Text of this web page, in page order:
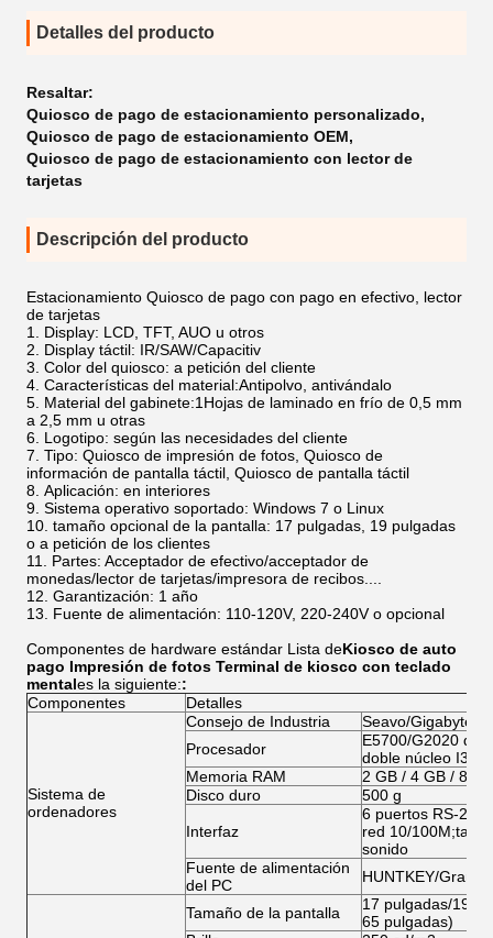
Detalles del producto
Resaltar:
Quiosco de pago de estacionamiento personalizado,
Quiosco de pago de estacionamiento OEM,
Quiosco de pago de estacionamiento con lector de
tarjetas
Descripción del producto
Estacionamiento Quiosco de pago con pago en efectivo, lector
de tarjetas
Display: LCD, TFT, AUO u otros
Display táctil: IR/SAW/Capacitiv
Color del quiosco: a petición del cliente
Características del material:Antipolvo, antivándalo
Material del gabinete:1Hojas de laminado en frío de 0,5 mm
a 2,5 mm u otras
Logotipo: según las necesidades del cliente
Tipo: Quiosco de impresión de fotos, Quiosco de
información de pantalla táctil, Quiosco de pantalla táctil
Aplicación: en interiores
Sistema operativo soportado: Windows 7 o Linux
tamaño opcional de la pantalla: 17 pulgadas, 19 pulgadas
o a petición de los clientes
Partes: Acceptador de efectivo/acceptador de
monedas/lector de tarjetas/impresora de recibos....
Garantización: 1 año
Fuente de alimentación: 110-120V, 220-240V o opcional
Componentes de hardware estándar Lista deKiosco de auto
pago Impresión de fotos Terminal de kiosco con teclado
mentales la siguiente::
Componentes
Detalles
Sistema de
ordenadores
Consejo de Industria
Seavo/Gigabyte/
Procesador
E5700/G2020 de
doble núcleo I3/
Memoria RAM
2 GB / 4 GB / 8 GB
Disco duro
500 g
Interfaz
6 puertos RS-
red 10/
sonido
Fuente de alimentación
del PC
HUNTKEY/Gran
Tamaño de la pantalla
17 pulgadas/19
65 pulgadas)